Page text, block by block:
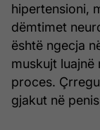
hipertensioni,
dëmtimet
është ngecja
muskujt luajnë
proces.
gjakut në